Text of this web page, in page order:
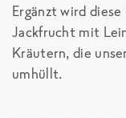
Ergänzt wird
Jackfrucht mit
Kräutern, die
umhüllt.